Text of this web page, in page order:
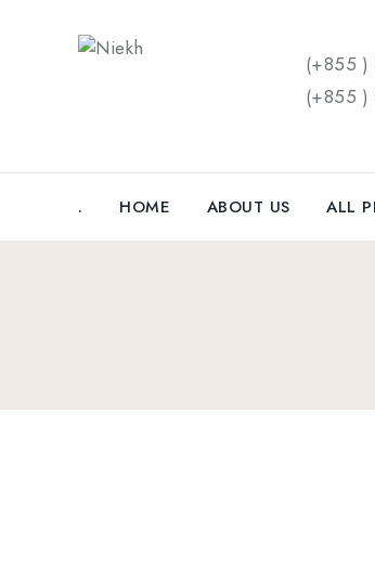
(+855 )
(+855 )
. HOME ABOUT US ALL